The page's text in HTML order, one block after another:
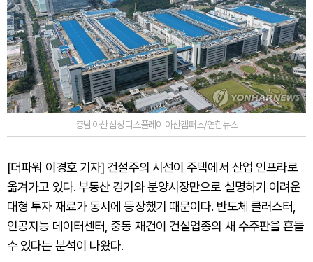
충남 아산 삼성디스플레이 아산캠퍼스/연합뉴스
[더파워 이경호 기자] 건설주의 시선이 주택에서 산업 인프라로
옮겨가고 있다. 부동산 경기와 분양시장만으로 설명하기 어려운
대형 투자 재료가 동시에 등장했기 때문이다. 반도체 클러스터,
인공지능 데이터센터, 중동 재건이 건설업종의 새 수주판을 흔들
수 있다는 분석이 나왔다.